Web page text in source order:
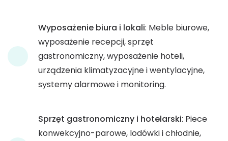
Wyposażenie biura i lokali: Meble biurowe,
wyposażenie recepcji, sprzęt
gastronomiczny, wyposażenie hoteli,
urządzenia klimatyzacyjne i wentylacyjne,
systemy alarmowe i monitoring.
Sprzęt gastronomiczny i hotelarski: Piece
konwekcyjno-parowe, lodówki i chłodnie,